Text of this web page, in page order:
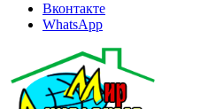
Вконтакте
WhatsApp